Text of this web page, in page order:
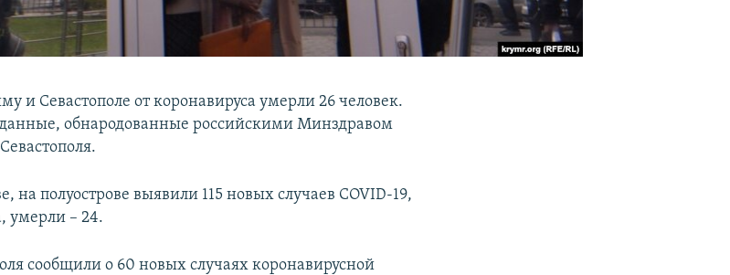
и Севастополе от коронавируса умерли 26 человек.
данные, обнародованные российскими Минздравом
на полуострове выявили 115 новых случаев COVID-19,
умерли – 24.
сообщили о 60 новых случаях коронавирусной